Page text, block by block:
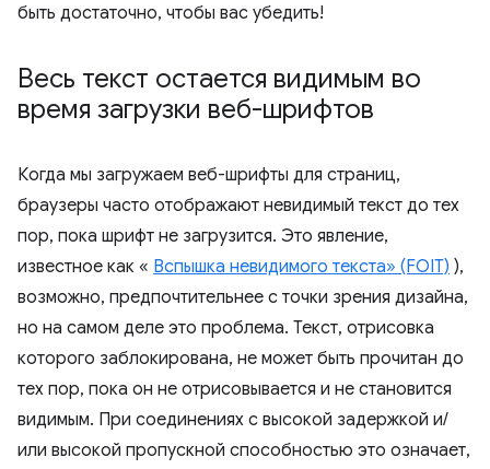
быть достаточно, чтобы вас убедить!
Весь текст остается видимым во
время загрузки веб-шрифтов
Когда мы загружаем веб-шрифты для страниц,
браузеры часто отображают невидимый текст до тех
пор, пока шрифт не загрузится. Это явление,
известное как « Вспышка невидимого текста» (FOIT) ),
возможно, предпочтительнее с точки зрения дизайна,
но на самом деле это проблема. Текст, отрисовка
которого заблокирована, не может быть прочитан до
тех пор, пока он не отрисовывается и не становится
видимым. При соединениях с высокой задержкой и/
или высокой пропускной способностью это означает,